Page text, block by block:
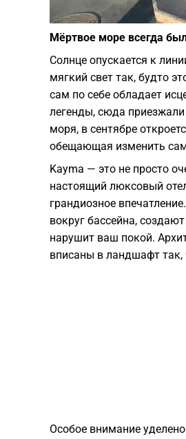
Мёртвое море всегда
Солнце опускается к
мягкий свет так, будто
сам по себе обладает
легенды, сюда
моря, в сентябре
обещающая изменить
Kayma — это не просто
настоящий люксовый
грандиозное
вокруг бассейна,
нарушит ваш покой.
вписаны в ландшафт так,
Особое внимание